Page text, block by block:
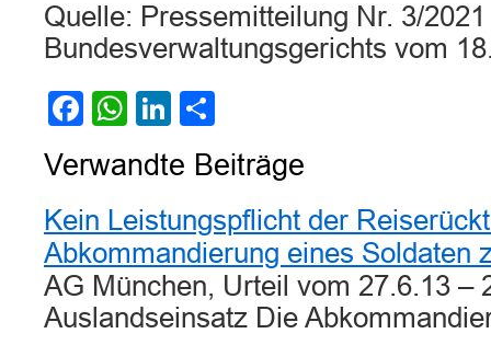
Quelle: Pressemitteilung Nr. 3/
Bundesverwaltungsgerichts vom
Facebook
WhatsApp
LinkedIn
Verwandte Beiträge
Kein Leistungspflicht der
Abkommandierung eines Soldaten
AG München, Urteil vom 27.6.13 –
Auslandseinsatz Die